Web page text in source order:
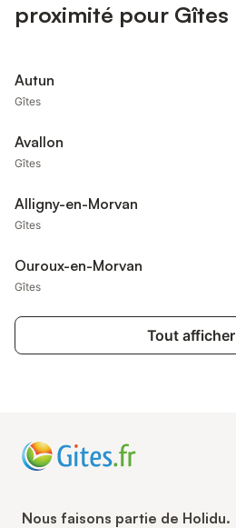
proximité pour Gîtes
Autun
Gîtes
Avallon
Gîtes
Alligny-en-Morvan
Gîtes
Ouroux-en-Morvan
Gîtes
Tout afficher
Nous faisons partie de Holidu.